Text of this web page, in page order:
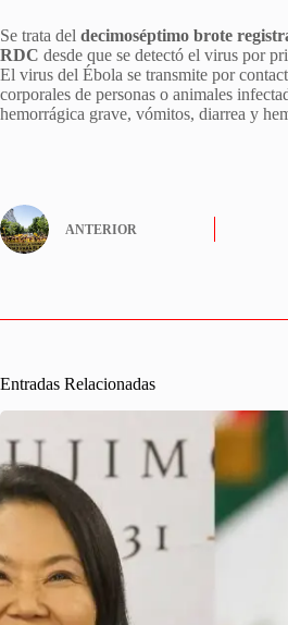
Se trata del decimoséptimo brote
RDC desde que se detectó el virus por
El virus del Ébola se transmite por
corporales de personas o animales
hemorrágica grave, vómitos, diarrea y
ANTERIOR
Entradas Relacionadas